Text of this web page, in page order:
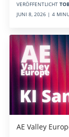
VERÖFFENTLICHT
JUNI 8, 2026 | 4
AE Valley